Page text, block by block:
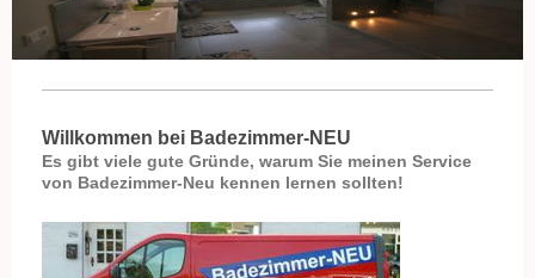
Willkommen bei Badezimmer-NEU
Es gibt viele gute Gründe, warum Sie meinen Service
von Badezimmer-Neu kennen lernen sollten!